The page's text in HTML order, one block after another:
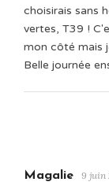
choisirais sans
vertes, T39 !
mon côté mais
Belle journée
Magalie 9 juin